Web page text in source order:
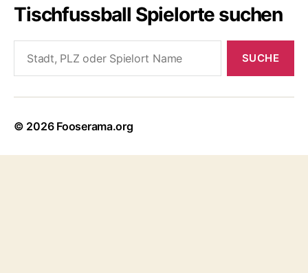
Tischfussball Spielorte suchen
© 2026 Fooserama.org